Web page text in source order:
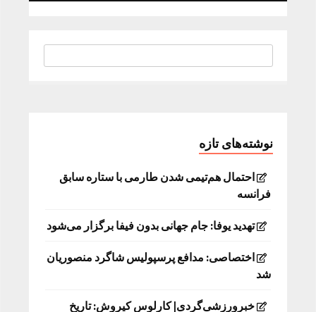
نوشته‌های تازه
احتمال هم‌تیمی شدن طارمی با ستاره سابق
فرانسه
تهدید یوفا: جام جهانی بدون فیفا برگزار می‌شود
اختصاصی: مدافع پرسپولیس شاگرد منصوریان
شد
خبرورزشی‌گردی| کارلوس کیروش: تاریخ